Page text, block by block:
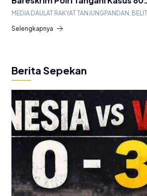
MEDIA DAULAT RAKYAT TANJUNGPANDAN,
Selengkapnya
Berita Sepekan